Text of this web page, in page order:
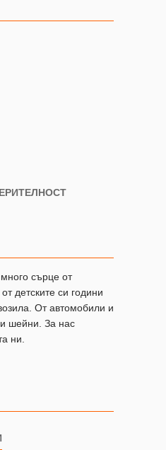
сърце от
детските си години
От автомобили и
шейни. За нас
ни.